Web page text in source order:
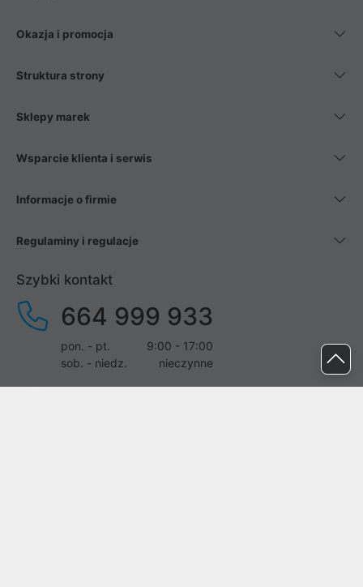
Okazja i promocja
Struktura strony
Sklepy marek
Wsparcie klienta i serwis
Informacje o firmie
Regulaminy i regulacje
Szybki kontakt
664 999 933
pon. - pt.
9:00 - 17:00
sob. - niedz.
nieczynne